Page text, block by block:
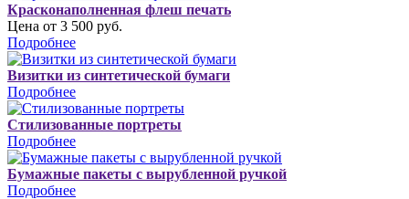
Красконаполненная флеш печать
Цена от 3 500 руб.
Подробнее
Визитки из синтетической бумаги
Подробнее
Стилизованные портреты
Подробнее
Бумажные пакеты с вырубленной ручкой
Подробнее